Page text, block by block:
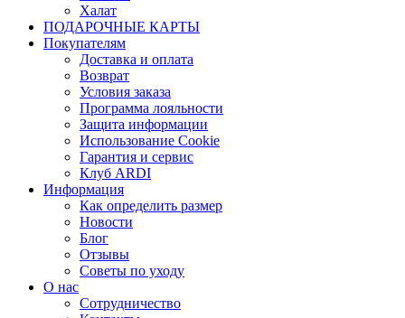
Халат
ПОДАРОЧНЫЕ КАРТЫ
Покупателям
Доставка и оплата
Возврат
Условия заказа
Программа лояльности
Защита информации
Использование Cookie
Гарантия и сервис
Клуб ARDI
Информация
Как определить размер
Новости
Блог
Отзывы
Советы по уходу
О нас
Сотрудничество